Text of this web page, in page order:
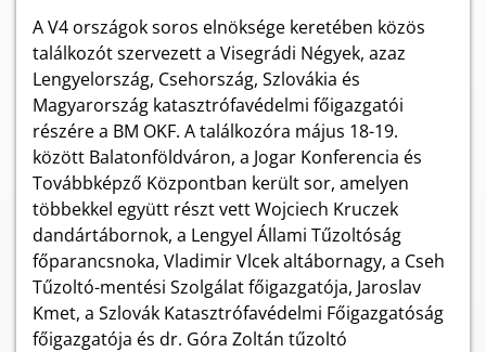
A V4 országok soros elnöksége keretében közös
találkozót szervezett a Visegrádi Négyek, azaz
Lengyelország, Csehország, Szlovákia és
Magyarország katasztrófavédelmi főigazgatói
részére a BM OKF. A találkozóra május 18-19.
között Balatonföldváron, a Jogar Konferencia és
Továbbképző Központban került sor, amelyen
többekkel együtt részt vett Wojciech Kruczek
dandártábornok, a Lengyel Állami Tűzoltóság
főparancsnoka, Vladimir Vlcek altábornagy, a Cseh
Tűzoltó-mentési Szolgálat főigazgatója, Jaroslav
Kmet, a Szlovák Katasztrófavédelmi Főigazgatóság
főigazgatója és dr. Góra Zoltán tűzoltó